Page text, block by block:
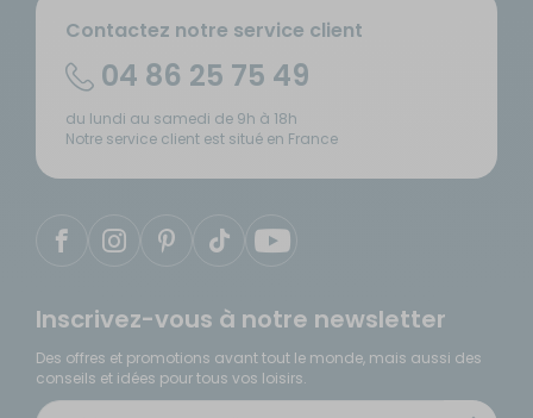
Contactez notre service client
04 86 25 75 49
du lundi au samedi de 9h à 18h
Notre service client est situé en France
Inscrivez-vous à notre newsletter
Des offres et promotions avant tout le monde, mais aussi des
conseils et idées pour tous vos loisirs.